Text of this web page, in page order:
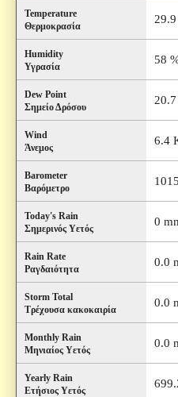
Temperature
Θερμοκρασία
29.9
Humidity
Υγρασία
58
Dew Point
Σημείο Δρόσου
20.7
Wind
Άνεμος
6.4
Barometer
Βαρόμετρο
Today's Rain
Σημερινός Υετός
0
Rain Rate
Ραγδαιότητα
0.0
Storm Total
Τρέχουσα κακοκαιρία
0.0
Monthly Rain
Μηνιαίος Υετός
0.0
Yearly Rain
Ετήσιος Υετός